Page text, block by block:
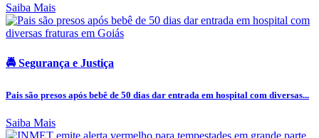
Saiba Mais
🚔 Segurança e Justiça
Pais são presos após bebê de 50 dias dar entrada em hospital com diversas...
Saiba Mais